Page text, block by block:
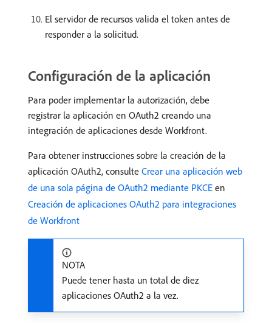
El servidor de recursos valida el token antes de
responder a la solicitud.
Configuración de la aplicación
Para poder implementar la autorización, debe
registrar la aplicación en OAuth2 creando una
integración de aplicaciones desde Workfront.
Para obtener instrucciones sobre la creación de la
aplicación OAuth2, consulte Crear una aplicación web
de una sola página de OAuth2 mediante PKCE en
Creación de aplicaciones OAuth2 para integraciones
de Workfront
NOTA
Puede tener hasta un total de diez
aplicaciones OAuth2 a la vez.